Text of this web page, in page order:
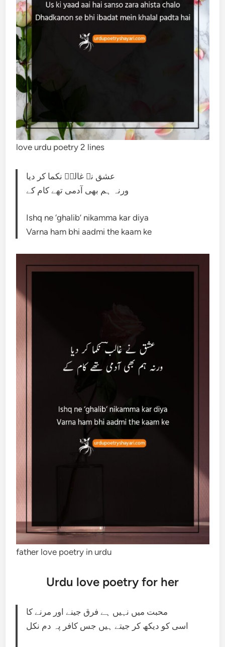
love urdu poetry 2 lines
عشق نے غالبؔ نکما کر دیا
ورنہ ہم بھی آدمی تھے کام کے
Ishq ne ‘ghalib’ nikamma kar diya
Varna ham bhi aadmi the kaam ke
father love poetry in urdu
Urdu love poetry for her
محبت میں نہیں ہے فرق جینے اور مرنے کا
اسی کو دیکھ کر جیتے ہیں جس کافر پہ دم نکل